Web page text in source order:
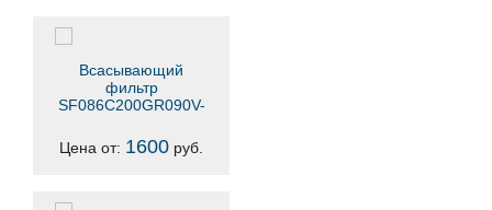
Всасывающий
фильтр
SF086C200GR090V-
Цена от: 1600 руб.